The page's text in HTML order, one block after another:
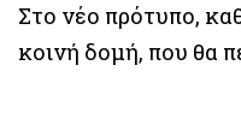
Στο νέο πρότυπο,
κοινή δομή, που θα